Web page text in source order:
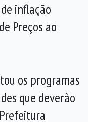
inflação
Preços ao
os programas
que deverão